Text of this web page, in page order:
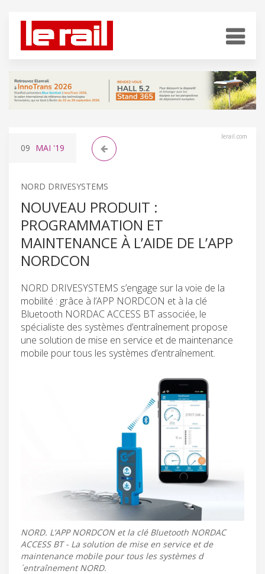
lerail.com
09 MAI '19
NORD DRIVESYSTEMS
NOUVEAU PRODUIT :
PROGRAMMATION ET
MAINTENANCE À L’AIDE DE L’APP
NORDCON
NORD DRIVESYSTEMS s’engage sur la voie de la
mobilité : grâce à l’APP NORDCON et à la clé
Bluetooth NORDAC ACCESS BT associée, le
spécialiste des systèmes d’entraînement propose
une solution de mise en service et de maintenance
mobile pour tous les systèmes d’entraînement.
NORD. L’APP NORDCON et la clé Bluetooth NORDAC
ACCESS BT - La solution de mise en service et de
maintenance mobile pour tous les systèmes d
´entraînement NORD.